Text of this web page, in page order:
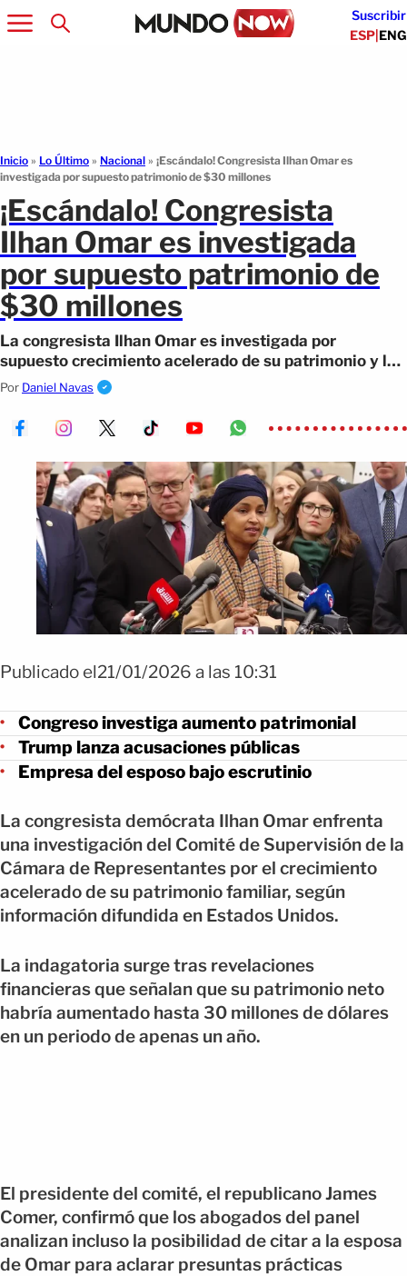
Suscribir
ESP|ENG
Inicio » Lo Último » Nacional » ¡Escándalo! Congresista Ilhan Omar es
investigada por supuesto patrimonio de $30 millones
¡Escándalo! Congresista
Ilhan Omar es investigada
por supuesto patrimonio de
$30 millones
La congresista Ilhan Omar es investigada por
supuesto crecimiento acelerado de su patrimonio y los
negocios vinculados al entorno familiar.
Por Daniel Navas
Publicado el21/01/2026 a las 10:31
Congreso investiga aumento patrimonial
Trump lanza acusaciones públicas
Empresa del esposo bajo escrutinio
La congresista demócrata Ilhan Omar enfrenta
una investigación del Comité de Supervisión de la
Cámara de Representantes por el crecimiento
acelerado de su patrimonio familiar, según
información difundida en Estados Unidos.
La indagatoria surge tras revelaciones
financieras que señalan que su patrimonio neto
habría aumentado hasta 30 millones de dólares
en un periodo de apenas un año.
El presidente del comité, el republicano James
Comer, confirmó que los abogados del panel
analizan incluso la posibilidad de citar a la esposa
de Omar para aclarar presuntas prácticas